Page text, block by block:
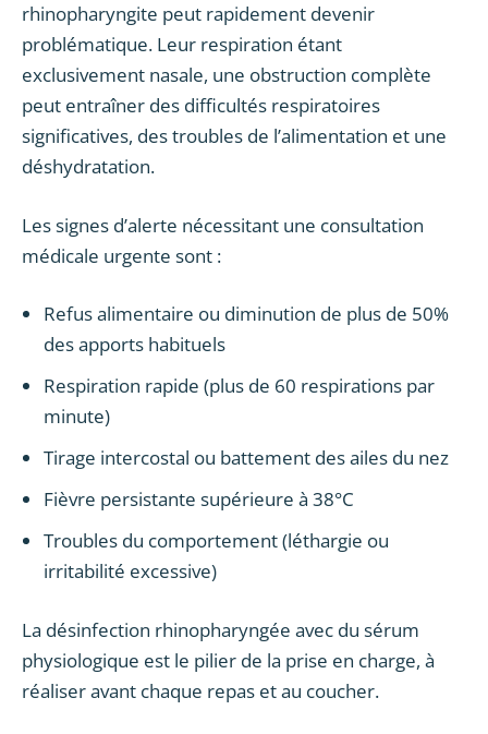
rhinopharyngite peut rapidement devenir
problématique. Leur respiration étant
exclusivement nasale, une obstruction complète
peut entraîner des difficultés respiratoires
significatives, des troubles de l’alimentation et une
déshydratation.
Les signes d’alerte nécessitant une consultation
médicale urgente sont :
Refus alimentaire ou diminution de plus de 50%
des apports habituels
Respiration rapide (plus de 60 respirations par
minute)
Tirage intercostal ou battement des ailes du nez
Fièvre persistante supérieure à 38°C
Troubles du comportement (léthargie ou
irritabilité excessive)
La désinfection rhinopharyngée avec du sérum
physiologique est le pilier de la prise en charge, à
réaliser avant chaque repas et au coucher.